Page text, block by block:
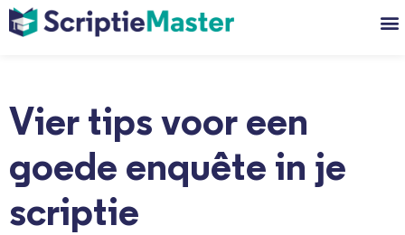
Vier tips voor een
goede enquête in je
scriptie